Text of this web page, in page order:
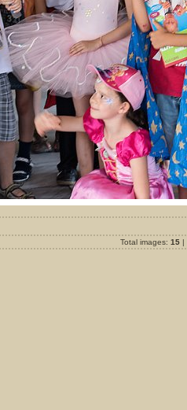
Total images: 15|